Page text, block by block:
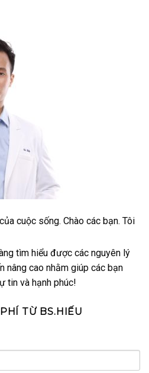
cuộc sống. Chào các bạn. Tôi
tìm hiểu được các nguyên lý
nâng cao nhằm giúp các bạn
tin và hạnh phúc!
TỪ BS.HIẾU